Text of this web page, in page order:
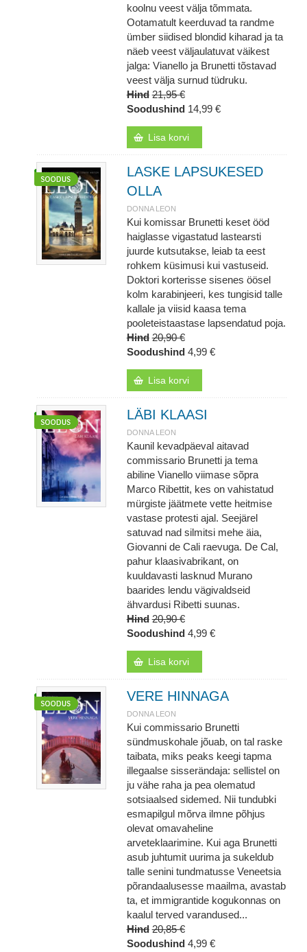
koolnu veest välja tõmmata.
Ootamatult keerduvad ta randme
ümber siidised blondid kiharad ja ta
näeb veest väljaulatuvat väikest
jalga: Vianello ja Brunetti tõstavad
veest välja surnud tüdruku.
Hind 21,95 €
Soodushind 14,99 €
Lisa korvi
LASKE LAPSUKESED
OLLA
DONNA LEON
Kui komissar Brunetti keset ööd
haiglasse vigastatud lastearsti
juurde kutsutakse, leiab ta eest
rohkem küsimusi kui vastuseid.
Doktori korterisse sisenes öösel
kolm karabinjeeri, kes tungisid talle
kallale ja viisid kaasa tema
pooleteistaastase lapsendatud poja.
Hind 20,90 €
Soodushind 4,99 €
Lisa korvi
LÄBI KLAASI
DONNA LEON
Kaunil kevadpäeval aitavad
commissario Brunetti ja tema
abiline Vianello viimase sõpra
Marco Ribettit, kes on vahistatud
mürgiste jäätmete vette heitmise
vastase protesti ajal. Seejärel
satuvad nad silmitsi mehe äia,
Giovanni de Cali raevuga. De Cal,
pahur klaasivabrikant, on
kuuldavasti lasknud Murano
baarides lendu vägivaldseid
ähvardusi Ribetti suunas.
Hind 20,90 €
Soodushind 4,99 €
Lisa korvi
VERE HINNAGA
DONNA LEON
Kui commissario Brunetti
sündmuskohale jõuab, on tal raske
taibata, miks peaks keegi tapma
illegaalse sisserändaja: sellistel on
ju vähe raha ja pea olematud
sotsiaalsed sidemed. Nii tundubki
esmapilgul mõrva ilmne põhjus
olevat omavaheline
arveteklaarimine. Kui aga Brunetti
asub juhtumit uurima ja sukeldub
talle senini tundmatusse Veneetsia
põrandaalusesse maailma, avastab
ta, et immigrantide kogukonnas on
kaalul terved varandused...
Hind 20,85 €
Soodushind 4,99 €